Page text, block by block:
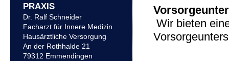
Wir bieten
PRAXIS
Dr. Ralf Schneider
Facharzt für Innere Medizin
Hausärztliche Versorgung
An der Rothhalde 21
79312 Emmendingen